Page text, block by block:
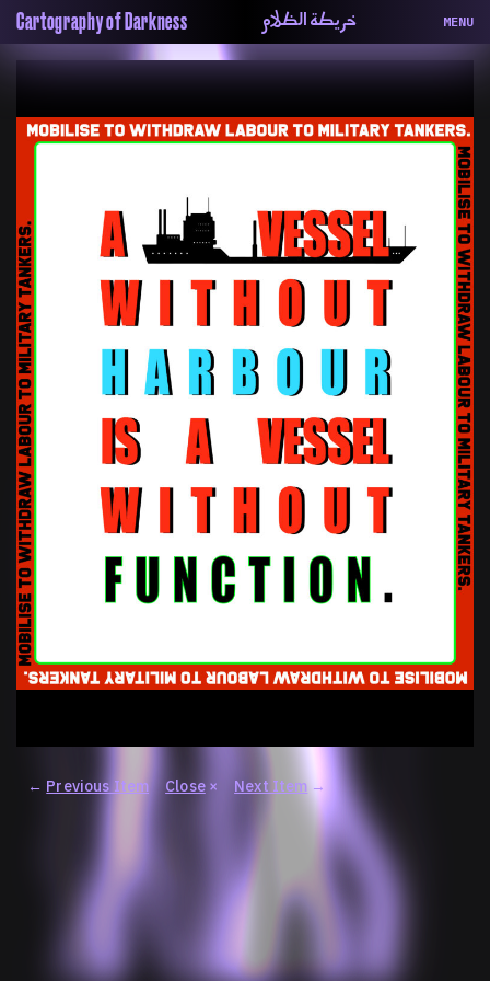
Cartography of Darkness خريطة الظلام MENU
Periodical
السلسة
Repository
الحاوية
المساهمين
التختيم
← Previous Item Close× Next Item →